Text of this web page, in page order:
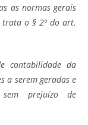
as normas gerais
trata o § 2º do art.
contabilidade da
a serem geradas e
prejuízo de